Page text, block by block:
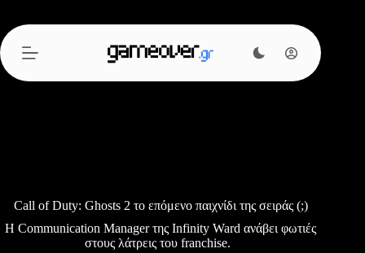
περιεχόμενο
Call of Duty: Ghosts 2 το επόμενο παιχνίδι της σειράς (;)
Η Communication Manager της Infinity Ward ανάβει φωτιές
στους λάτρεις του franchise.